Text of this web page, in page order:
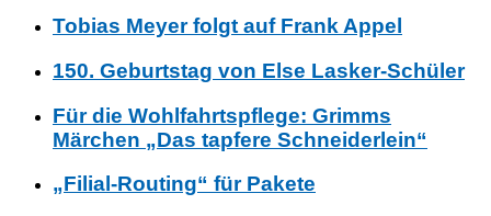
Tobias Meyer folgt auf Frank Appel
150. Geburtstag von Else Lasker-Schüler
Für die Wohlfahrtspflege: Grimms
Märchen „Das tapfere Schneiderlein“
„Filial-Routing“ für Pakete